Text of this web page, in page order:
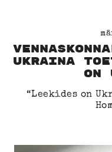
Ukraina
on
“Leekides on